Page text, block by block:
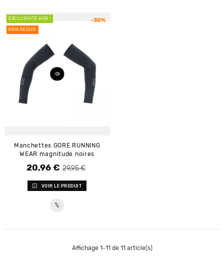
EXCLUSIVITÉ WEB !
PRIX RÉDUIT
-30%
Manchettes GORE RUNNING
WEAR magnitude noires
Prix de base29,95 €
Prix
20,96 €
VOIR LE PRODUIT
Affichage 1-11 de 11 article(s)